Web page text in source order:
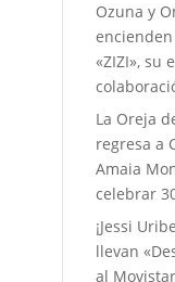
Ozuna y
«ZIZI», su
La Oreja
regresa a
Amaia
celebrar
¡Jessi
llevan
al